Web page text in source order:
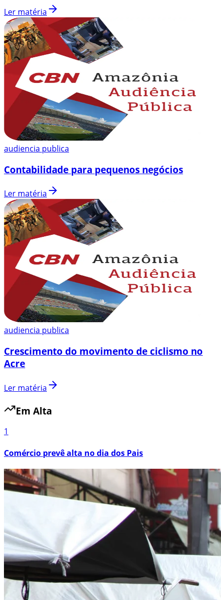
Ler matéria
audiencia publica
Contabilidade para pequenos negócios
Ler matéria
audiencia publica
Crescimento do movimento de ciclismo no
Acre
Ler matéria
Em Alta
1
Comércio prevê alta no dia dos Pais